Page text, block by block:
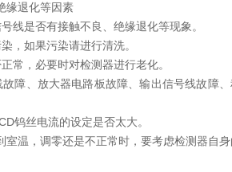
缘退化等因素
线是否有接触不良、绝缘退化等现象。
，如果污染请进行清洗。
常，必要时对检测器进行老化。
障、放大器电路板故障、输出信号线故障
钨丝电流的设定是否太大。
室温，调零还是不正常时，要考虑检测器自